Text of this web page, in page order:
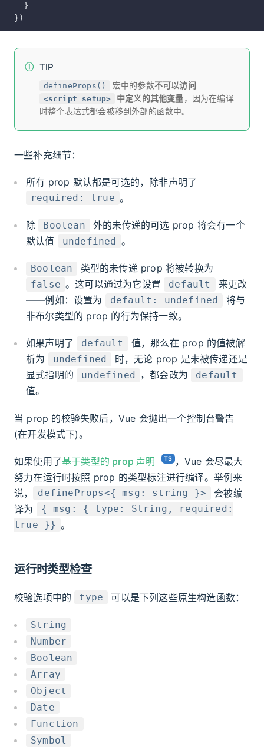
  }
})
TIP
defineProps() 宏中的参数不可以访问
<script setup> 中定义的其他变量，因为在编译
时整个表达式都会被移到外部的函数中。
一些补充细节：
所有 prop 默认都是可选的，除非声明了
required: true 。
除 Boolean
外的未传递的可选 prop 将会有一个
默认值
undefined 。
Boolean 类型的未传递 prop 将被转换为
false 。这可以通过为它设置 default
来更改
——例如：设置为
default: undefined
将与
非布尔类型的 prop 的行为保持一致。
如果声明了 default
值，那么在 prop 的值被解
析为
undefined
时，无论 prop 是未被传递还是
显式指明的
undefined ，都会改为 default
值。
当 prop 的校验失败后，Vue 会抛出一个控制台警告
(在开发模式下)。
如果使用了基于类型的 prop 声明
，Vue 会尽最大
努力在运行时按照 prop 的类型标注进行编译。举例来
说，
defineProps<{ msg: string }>
会被编
译为
{ msg: { type: String, required:
true }} 。
运行时类型检查
校验选项中的 type 可以是下列这些原生构造函数：
String
Number
Boolean
Array
Object
Date
Function
Symbol